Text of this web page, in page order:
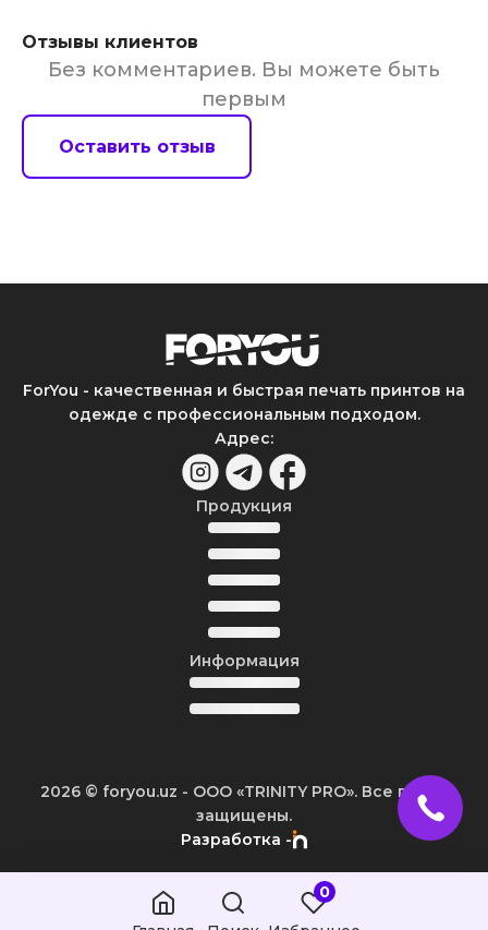
Отзывы клиентов
Без комментариев. Вы можете быть
первым
Оставить отзыв
ForYou - качественная и быстрая печать принтов на
одежде с профессиональным подходом.
Адрес:
Продукция
Информация
2026 © foryou.uz - ООО «TRINITY PRO». Все права
защищены.
Разработка -
0